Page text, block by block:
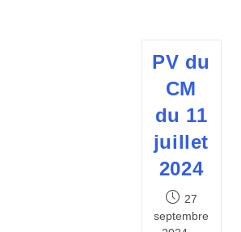
PV du
CM
du 11
juillet
2024
Publication
publiée :
27
septembre